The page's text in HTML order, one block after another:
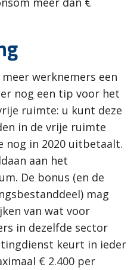
werknemers een
nog een tip voor het
ruimte: u kunt deze
in de vrije ruimte
nog in 2020 uitbetaalt.
aan het
De bonus (en de
mag
van wat voor
in dezelfde sector
keurt in ieder
€ 2.400 per